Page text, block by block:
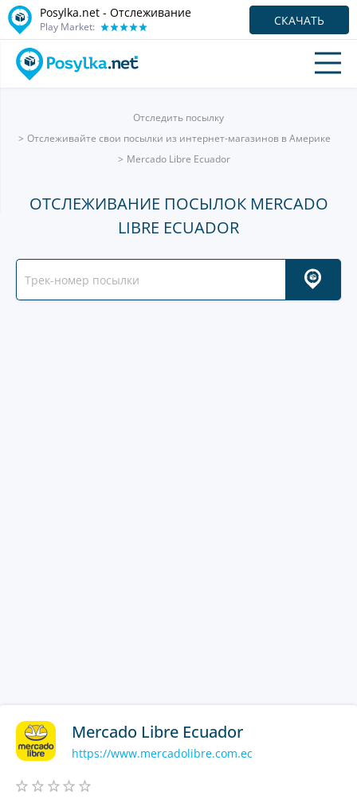
Posylka.net - Отслеживание
Play Market: СКАЧАТЬ
Отследить посылку
Отслеживайте свои посылки из интернет-магазинов в Америке
Mercado Libre Ecuador
ОТСЛЕЖИВАНИЕ ПОСЫЛОК MERCADO
LIBRE ECUADOR
Mercado Libre Ecuador
https://www.mercadolibre.com.ec